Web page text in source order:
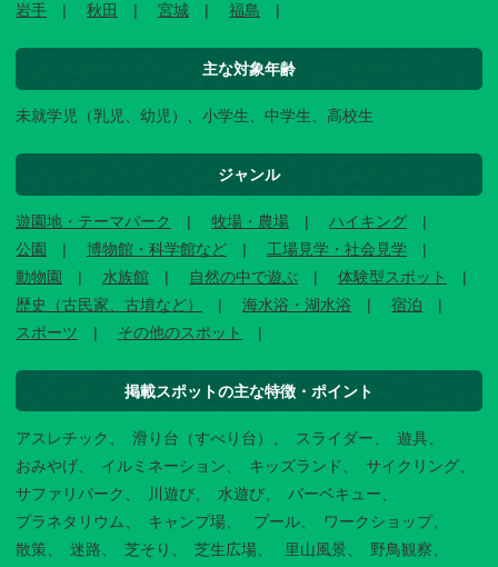
岩手
秋田 宮城 福島
主な対象年齢
未就学児（乳児、幼児）、小学生、中学生、高校生
ジャンル
遊園地・テーマパーク 牧場・農場
ハイキング
公園
博物館・科学館など
工場見学・社会見学
動物園
水族館 自然の中で遊ぶ
体験型スポット
歴史（古民家、古墳など）
海水浴・湖水浴
宿泊
スポーツ
その他のスポット
掲載スポットの主な特徴・ポイント
アスレチック 滑り台（すべり台） スライダー
遊具
おみやげ
イルミネーション キッズランド
サイクリング
サファリパーク
川遊び 水遊び
バーベキュー
プラネタリウム
キャンプ場 プール
ワークショップ
散策
迷路 芝そり 芝生広場 里山風景 野鳥観察